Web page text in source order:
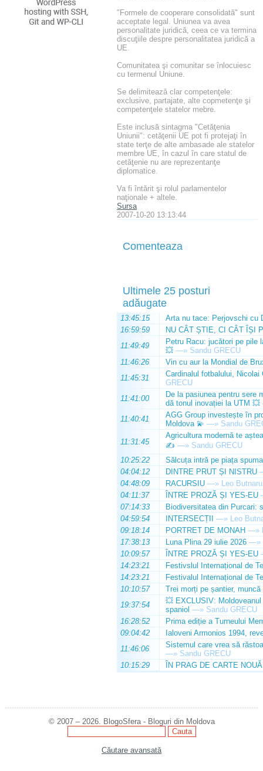
"Formele de cooperare consolidată" sunt
acceptate legal. Uniunea va avea
personalitate juridică, ceea ce va termina
discuţiile despre personalitatea juridică a
UE.
Comunitatea şi comunitar se înlocuiesc
cu termenul Uniune.
Se delimitează clar competenţele:
exclusive, partajate, alte copmetenţe şi
competenţele statelor mebre.
Este inclusă sintagma "Cetăţenia
Uniunii": cetăţenii UE pot fi protejaţi în
state terţe de alte ambasade ale statelor
membre UE, în cazul în care statul de
cetăţenie nu are reprezentanţe
diplomatice.
Va fi întărit şi rolul parlamentelor
naţionale + altele.
Sursa
2007-10-20 13:13:44
Comenteaza
Ultimele 25 posturi
adăugate
13:45:15
Arta nu tace: Perjovschi cu
16:59:59
NU CÂT ȘTIE, CI CÂT ÎȘI
11:49:49
Petru Racu: jucători pe pile
💥 —» Sandu GRECU
11:46:26
Vin cu aur la Mondial de
11:45:31
Cardinalul fotbalului,
GRECU
11:41:00
De la pasiunea pentru sere
dă tonul inovației la UTM 💥
11:40:41
AGG Group investește în
Moldova 💫 —» Sandu
11:31:45
Agricultura modernă te
✍️ —» Sandu GRECU
10:25:22
Sălcuța intră pe piața
04:04:12
DINTRE PRUT ȘI NISTRU
04:48:09
RACURSIU —» Leo Butnaru
04:11:37
ÎNTRE PROZĂ ȘI YES-EU
07:14:33
Biodiversitatea din Purcari:
04:59:54
INTERSECȚII —» Leo
09:18:14
PORTRET DE MONAH —»
17:38:13
Luna Plina 29 iulie 2026 —»
10:09:57
ÎNTRE PROZĂ ȘI YES-EU
14:23:21
Festivslul Internațional de
14:23:21
Festivalul Internațional de
10:10:57
Trei morți pe șantier, muncă
19:37:54
💥 EXCLUSIV:
spaniol —» Sandu GRECU
16:28:52
Prima ediție a Turneului
09:04:42
Ialoveni Armonios 1994,
11:46:06
Sistemul care vrea să
—» Sandu GRECU
10:15:29
ÎN PRAG DE CARTE NOUĂ
© 2007 – 2026. BlogoSfera - Bloguri din Moldova
Căutare avansată